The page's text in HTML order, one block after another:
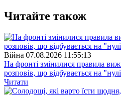
Читайте також
Війна 07.08.2026 11:55:13
На фронті змінилися правила
розповів, що відбувається на
Читати